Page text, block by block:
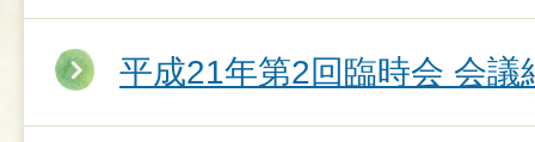
平成21年第2回臨時会 会議